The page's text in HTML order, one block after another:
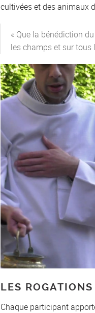
cultivées et des animaux
« Que la bénédiction
les champs et sur tous
LES
Chaque participant